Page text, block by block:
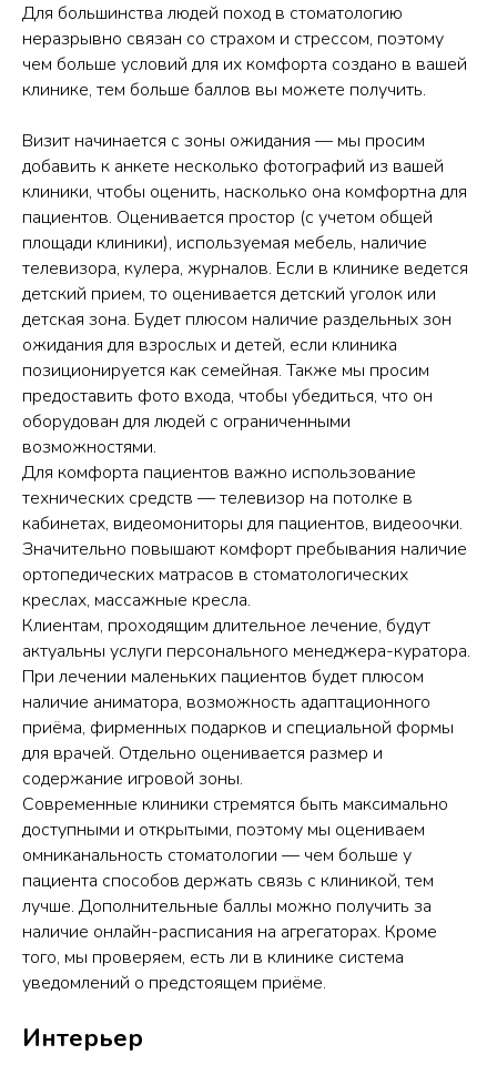
Для большинства людей поход в стоматологию
неразрывно связан со страхом и стрессом, поэтому
чем больше условий для их комфорта создано в вашей
клинике, тем больше баллов вы можете получить.
Визит начинается с зоны ожидания — мы просим
добавить к анкете несколько фотографий из вашей
клиники, чтобы оценить, насколько она комфортна для
пациентов. Оценивается простор (с учетом общей
площади клиники), используемая мебель, наличие
телевизора, кулера, журналов. Если в клинике ведется
детский прием, то оценивается детский уголок или
детская зона. Будет плюсом наличие раздельных зон
ожидания для взрослых и детей, если клиника
позиционируется как семейная. Также мы просим
предоставить фото входа, чтобы убедиться, что он
оборудован для людей с ограниченными
возможностями.
Для комфорта пациентов важно использование
технических средств — телевизор на потолке в
кабинетах, видеомониторы для пациентов, видеоочки.
Значительно повышают комфорт пребывания наличие
ортопедических матрасов в стоматологических
креслах, массажные кресла.
Клиентам, проходящим длительное лечение, будут
актуальны услуги персонального менеджера-куратора.
При лечении маленьких пациентов будет плюсом
наличие аниматора, возможность адаптационного
приёма, фирменных подарков и специальной формы
для врачей. Отдельно оценивается размер и
содержание игровой зоны.
Современные клиники стремятся быть максимально
доступными и открытыми, поэтому мы оцениваем
омниканальность стоматологии — чем больше у
пациента способов держать связь с клиникой, тем
лучше. Дополнительные баллы можно получить за
наличие онлайн-расписания на агрегаторах. Кроме
того, мы проверяем, есть ли в клинике система
уведомлений о предстоящем приёме.
Интерьер